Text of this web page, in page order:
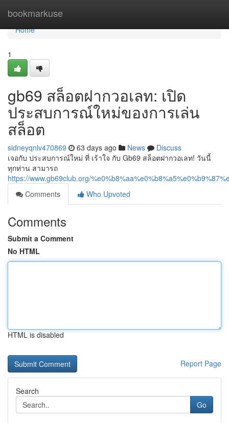
bookmarkuse
Home
Home
1
gb69 สล็อตฝากวอเลท: เปิด
ประสบการณ์ใหม่ของการเล่น
สล็อต
sidneyqnlv470869 63 days ago News
Discuss
เจอกับ ประสบการณ์ใหม่ ที่ เร้าใจ กับ Gb69 สล็อตฝากวอเลท! วันนี้
ทุกท่าน สามารถ
https://www.gb69club.org/
Comments
Who Upvoted
Comments
Submit a Comment
No HTML
HTML is disabled
Report Page
Search
Go